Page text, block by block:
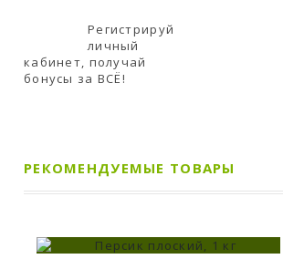
Регистрируй
личный
кабинет, получай
бонусы за ВСЁ!
РЕКОМЕНДУЕМЫЕ ТОВАРЫ